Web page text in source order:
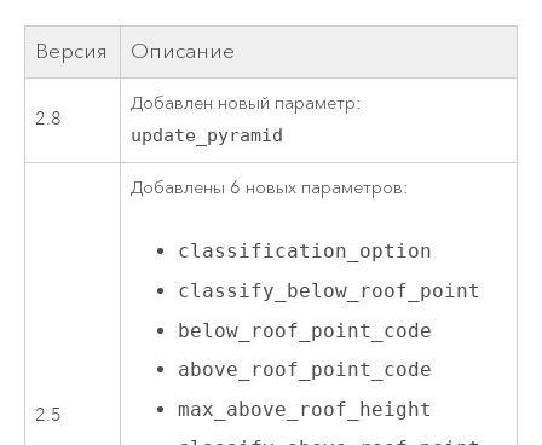
Версия Описание
2.8
Добавлен новый параметр:
update_pyramid
2.5
Добавлены 6 новых параметров:
classification_option
classify_below_roof_point
below_roof_point_code
above_roof_point_code
max_above_roof_height